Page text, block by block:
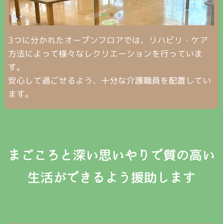
3つに分かれたオープンフロアでは、リハビリ・ケア
方法によって様々なレクリエーションを行っていま
す。
安心して過ごせるよう、十分な介護職員を配置してい
ます。
まごころと深い思いやりで質の高い
生活ができるよう援助します